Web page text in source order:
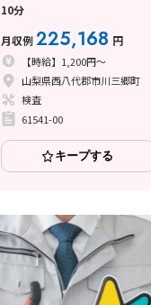
10分
月収例225,168 円
【時給】1,200円～
山梨県西八代郡市川三郷町
検査
61541-00
キープする